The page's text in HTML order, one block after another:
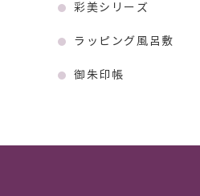
彩美シリーズ
ラッピング風呂敷
御朱印帳